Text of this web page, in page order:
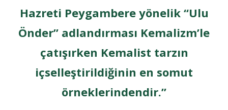
Hazreti Peygambere yönelik “Ulu
Önder” adlandırması Kemalizm’le
çatışırken Kemalist tarzın
içselleştirildiğinin en somut
örneklerindendir.”